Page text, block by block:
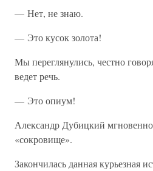
— Нет, не знаю.
— Это кусок золота!
Мы переглянулись, честно
ведет речь.
— Это опиум!
Александр Дубицкий
«сокровище».
Закончилась данная курьезная